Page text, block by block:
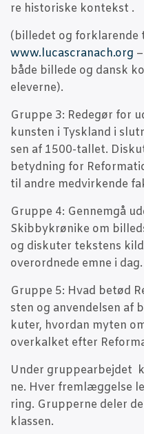
re histo­ri­ske kontekst .
(bil­le­det og for­kla­ren­de
www.lucascranach.org
både bil­le­de og dansk
eleverne).
Grup­pe 3: Rede­gør for
kun­sten i Tys­kland i
sen af 1500-tal­let.
betyd­ning for
til andre med­vir­ken­de
Grup­pe 4: Gen­nem­gå
Ski­b­bykrø­ni­ke om
og dis­ku­ter tek­stens
over­ord­ne­de emne i dag.
Grup­pe 5: Hvad betød
sten og anven­del­sen af
ku­ter, hvor­dan myten
over­kal­ket efter
Under grup­pe­ar­bej­det
ne. Hver frem­læg­gel­se
ring. Grup­per­ne deler
klassen.